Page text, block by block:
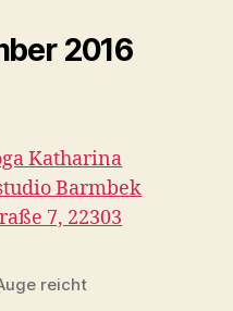
2016
reicht